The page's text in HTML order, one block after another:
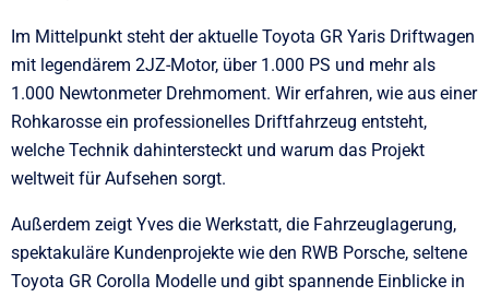
Im Mittelpunkt steht der aktuelle Toyota GR Yaris Driftwagen
mit legendärem 2JZ-Motor, über 1.000 PS und mehr als
1.000 Newtonmeter Drehmoment. Wir erfahren, wie aus einer
Rohkarosse ein professionelles Driftfahrzeug entsteht,
welche Technik dahintersteckt und warum das Projekt
weltweit für Aufsehen sorgt.
Außerdem zeigt Yves die Werkstatt, die Fahrzeuglagerung,
spektakuläre Kundenprojekte wie den RWB Porsche, seltene
Toyota GR Corolla Modelle und gibt spannende Einblicke in